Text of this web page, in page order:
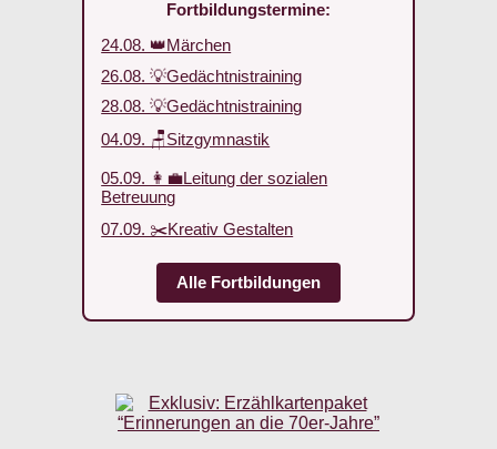
Fortbildungstermine:
24.08. 👑Märchen
26.08. 💡Gedächtnistraining
28.08. 💡Gedächtnistraining
04.09. 🪑Sitzgymnastik
05.09. 👩‍💼Leitung der sozialen
Betreuung
07.09. ✂️Kreativ Gestalten
Alle Fortbildungen